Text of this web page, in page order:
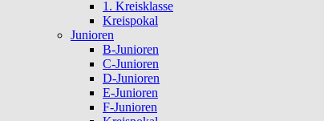
1. Kreisklasse
Kreispokal
Junioren
B-Junioren
C-Junioren
D-Junioren
E-Junioren
F-Junioren